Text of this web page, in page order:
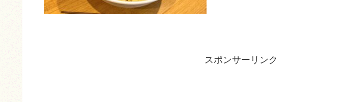
スポンサーリンク